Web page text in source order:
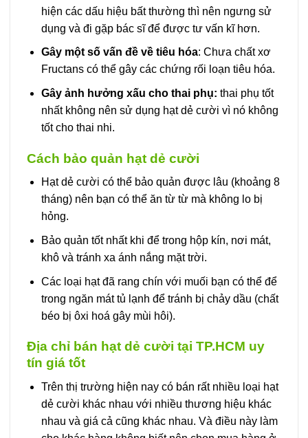
hiện các dấu hiệu bất thường thì nên ngưng sử
dụng và đi gặp bác sĩ để được tư vấn kĩ hơn.
Gây một số vấn đề về tiêu hóa: Chưa chất xơ
Fructans có thể gây các chứng rối loạn tiêu hóa.
Gây ảnh hưởng xấu cho thai phụ: thai phụ tốt
nhất không nên sử dụng hạt dẻ cười vì nó không
tốt cho thai nhi.
Cách bảo quản hạt dẻ cười
Hạt dẻ cười có thể bảo quản được lâu (khoảng 8
tháng) nên bạn có thể ăn từ từ mà không lo bị
hỏng.
Bảo quản tốt nhất khi để trong hộp kín, nơi mát,
khô và tránh xa ánh nắng mặt trời.
Các loại hạt đã rang chín với muối bạn có thể để
trong ngăn mát tủ lạnh để tránh bị chảy dầu (chất
béo bị ôxi hoá gây mùi hôi).
Địa chỉ bán hạt dẻ cười tại TP.HCM uy
tín giá tốt
Trên thị trường hiện nay có bán rất nhiều loại hạt
dẻ cười khác nhau với nhiều thương hiệu khác
nhau và giá cả cũng khác nhau. Và điều này làm